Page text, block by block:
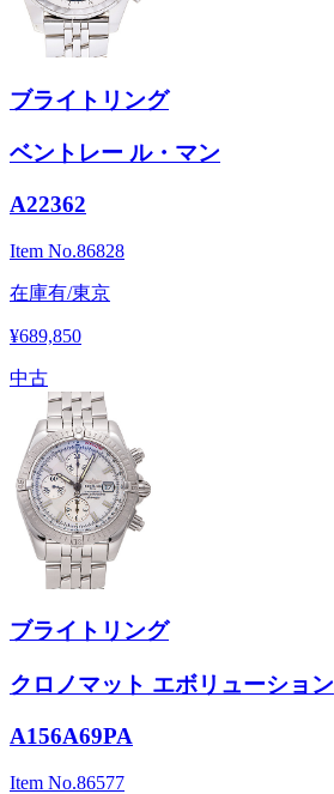
ブライトリング
ベントレー ル・マン
A22362
Item No.86828
在庫有/東京
¥689,850
中古
ブライトリング
クロノマット エボリューション
A156A69PA
Item No.86577